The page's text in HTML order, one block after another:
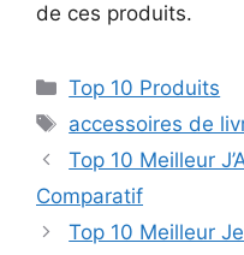
de ces produits.
Top 10 Produits
accessoires de
Top 10 Meilleur
Comparatif
Top 10 Meilleur